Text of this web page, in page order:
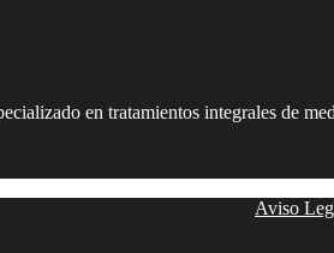
en tratamientos integrales de
Aviso